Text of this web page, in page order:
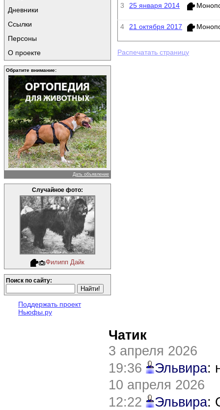
Дневники
Ссылки
Персоны
О проекте
Обратите внимание:
Дать объявление
Случайное фото:
Филипп Дайк
Поиск по сайту:
Поддержать проект
Ньюфы.ру
3
25 января 2014
4 21 октября 2017
Распечатать страницу
Чатик
3 апреля 2026
19:36
Эльвира:
10 апреля 2026
12:22
Эльвира: